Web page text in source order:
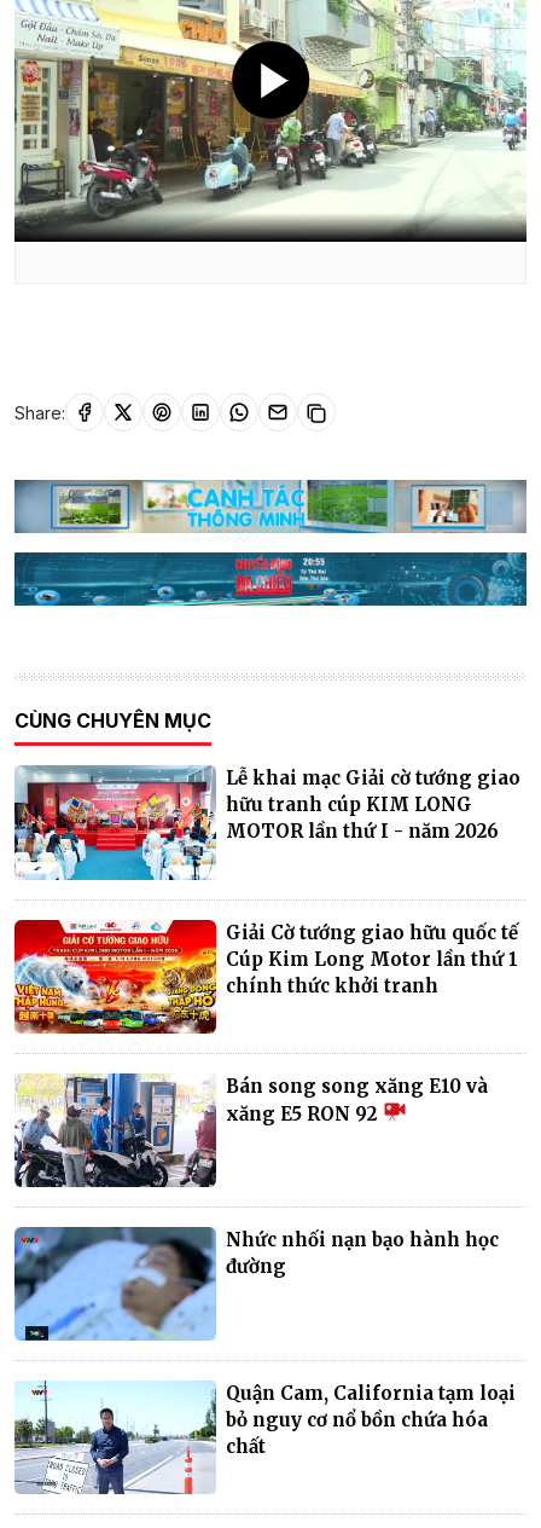
Share:
CÙNG CHUYÊN MỤC
Lễ khai mạc Giải cờ tướng giao
hữu tranh cúp KIM LONG
MOTOR lần thứ I - năm 2026
Giải Cờ tướng giao hữu quốc tế
Cúp Kim Long Motor lần thứ 1
chính thức khởi tranh
Bán song song xăng E10 và
xăng E5 RON 92
Nhức nhối nạn bạo hành học
đường
Quận Cam, California tạm loại
bỏ nguy cơ nổ bồn chứa hóa
chất